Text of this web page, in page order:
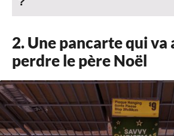
2. Une pancarte qui va
perdre le père Noël